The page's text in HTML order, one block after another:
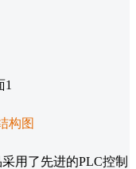
构图
采用了先进的PLC控制